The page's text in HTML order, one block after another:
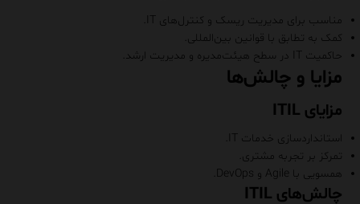
مناسب برای مدیریت ریسک و کنترل‌های IT.
کمک به تطابق با قوانین بین‌المللی.
حاکمیت IT در سطح هیئت‌مدیره و مدیریت ارشد.
مزایا و چالش‌ها
مزایای ITIL
استانداردسازی خدمات IT.
تمرکز بر تجربه مشتری.
همسویی با Agile و DevOps.
چالش‌های ITIL